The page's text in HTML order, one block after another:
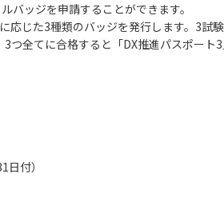
バッジを申請することができます。
応じた3種類のバッジを発行します。3試
つ全てに合格すると「DX推進パスポート
付）